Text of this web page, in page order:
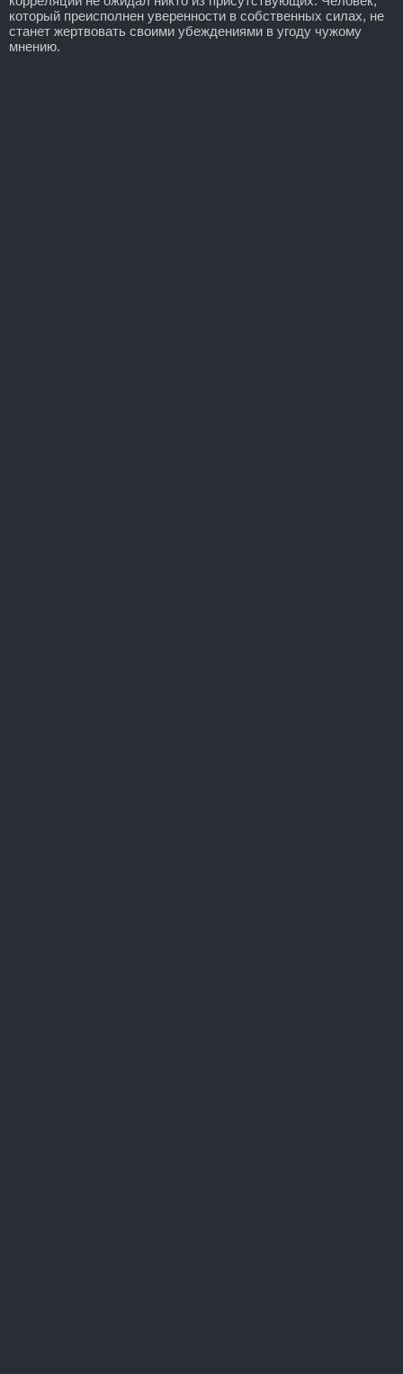
который преисполнен уверенности в собственных силах, не
станет жертвовать своими убеждениями в угоду чужому
мнению.